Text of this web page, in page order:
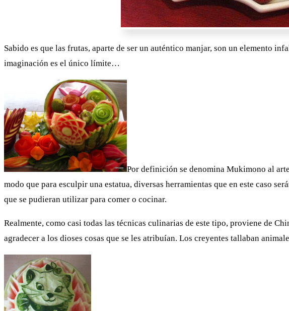
Sabido es que las frutas, aparte de ser un auténtico manjar, son un elemento
imaginación es el único límite…
Por definición se denomina Mukimono al
modo que para esculpir una estatua, diversas herramientas que en este caso
que se pudieran utilizar para comer o cocinar.
Realmente, como casi todas las técnicas culinarias de este tipo, proviene de
agradecer a los dioses cosas que se les atribuían. Los creyentes tallaban